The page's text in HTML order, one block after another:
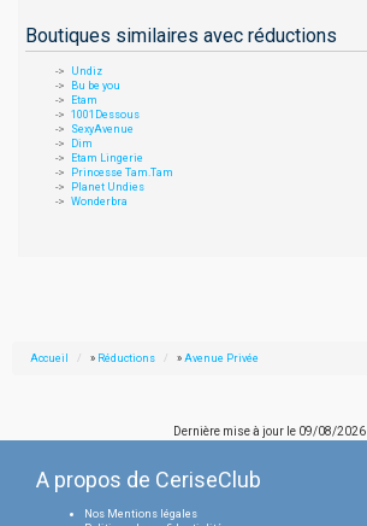
Boutiques similaires avec réductions
Undiz
Bu be you
Etam
1001Dessous
SexyAvenue
Dim
Etam Lingerie
Princesse Tam.Tam
Planet Undies
Wonderbra
Accueil » Réductions » Avenue Privée
Dernière mise à jour le 09/08/2026
A propos de CeriseClub
Nos Mentions légales